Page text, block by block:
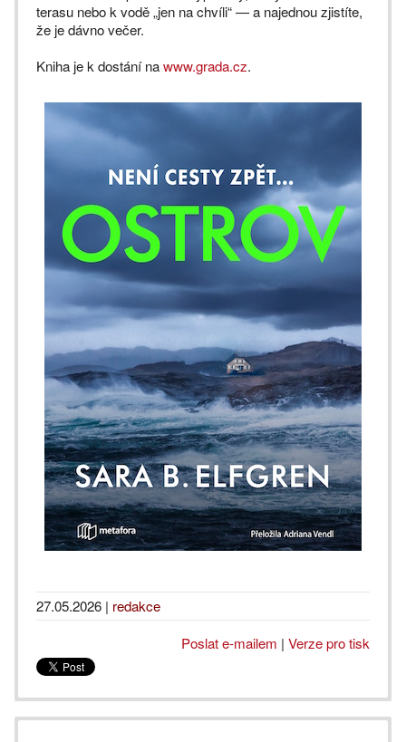
terasu nebo k vodě „jen na chvíli“ — a najednou zjistíte,
že je dávno večer.
Kniha je k dostání nawww.grada.cz.
27.05.2026 | redakce
Poslat e-mailem | Verze pro tisk